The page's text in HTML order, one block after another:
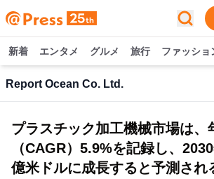
新着 エンタメ グルメ 旅行 ファッショ
Report Ocean Co. Ltd.
プラスチック加工機械市場は、
（CAGR）5.9%を記録し、
億米ドルに成長すると予測され